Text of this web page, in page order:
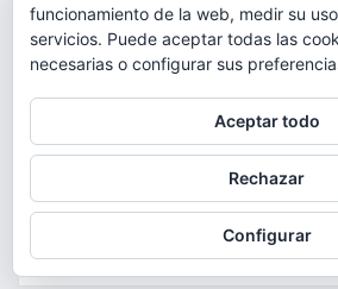
ACTUALIDAD FIESTAS
La Cabra honra la
rossejat torrentí en
noches más
sus fiestas
Ago 7, 2026
funcionamiento de la web, medir su
servicios. Puede aceptar todas las
necesarias o configurar sus
Aceptar todo
Rechazar
Configurar
Para obtener más información, incluido